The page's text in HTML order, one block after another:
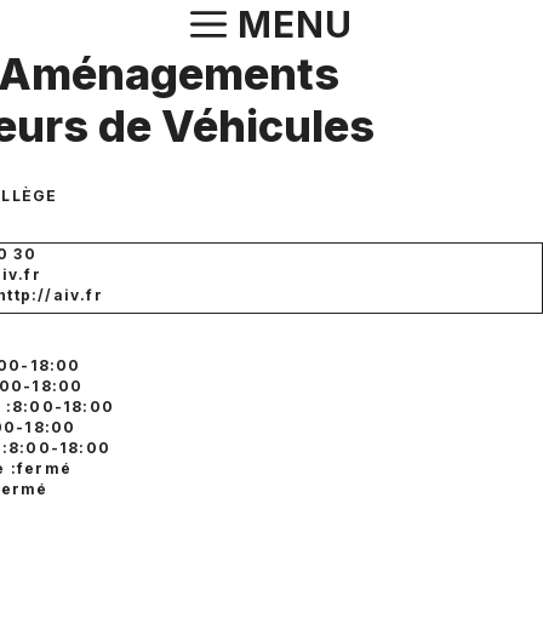
au
contenu
MENU
de Véhicules
30
aiv.fr
18:00
18:00
18:00
18:00
18:00
:fermé